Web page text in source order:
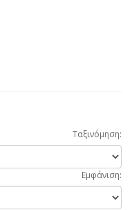
Ταξινόμηση:
Εμφάνιση: